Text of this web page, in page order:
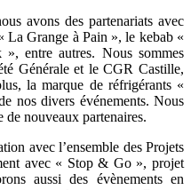
avons des partenariats avec
La Grange à Pain », le kebab «
entre autres. Nous sommes
Générale et le CGR Castille,
la marque de réfrigérants «
nos divers événements. Nous
de nouveaux partenaires.
avec l’ensemble des Projets
avec « Stop & Go », projet
aussi des évènements en